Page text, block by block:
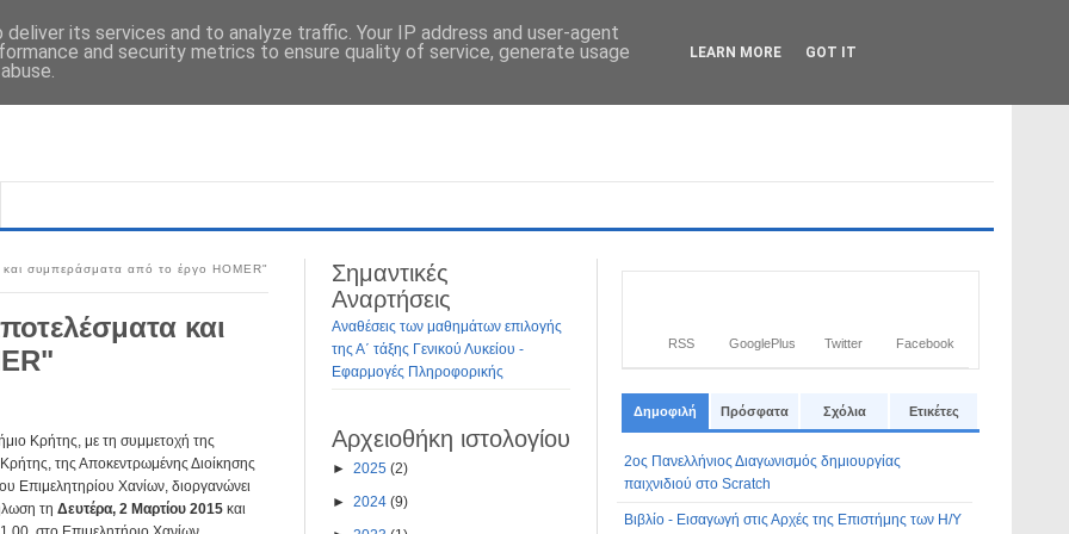
συμπεράσματα από το έργο HOMER"
και
Κρήτης, με τη συμμετοχή της
Κρήτης, της Αποκεντρωμένης Διοίκησης
Επιμελητηρίου Χανίων, διοργανώνει
τη Δευτέρα, 2 Μαρτίου 2015 και
Σημαντικές
Αναρτήσεις
Αναθέσεις των μαθημάτων επιλογής
της Α΄ τάξης Γενικού Λυκείου -
Εφαρμογές Πληροφορικής
Αρχειοθήκη ιστολογίου
► 2025 (2)
► 2024 (9)
RSS GooglePlus Twitter Facebook
Δημοφιλή Πρόσφατα Σχόλια Ετικέτες
2ος Πανελλήνιος Διαγωνισμός δημιουργίας
παιχνιδιού στο Scratch
Βιβλίο - Εισαγωγή στις Αρχές της Επιστήμης των Η/Υ
its services and to analyze traffic. Your IP address and user-agent
and security metrics to ensure quality of service, generate usage
LEARN MORE GOT IT